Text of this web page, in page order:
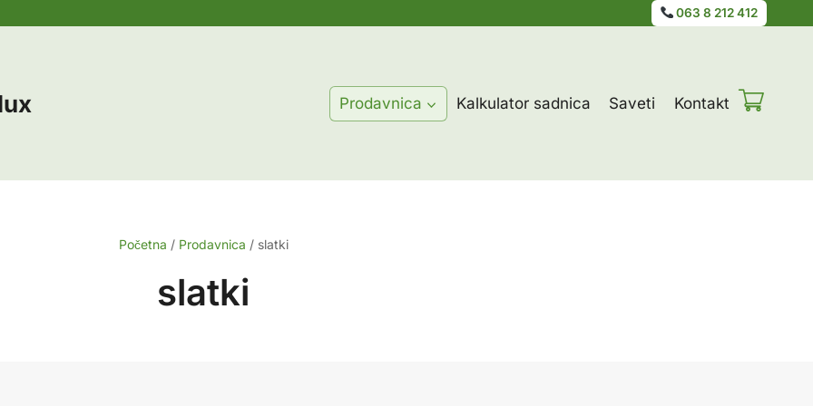
063 8 212 412
Prodavnica Kalkulator sadnica Saveti Kontakt
Početna / Prodavnica / slatki
slatki